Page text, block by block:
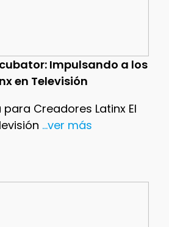
Impulsando a los
en Televisión
Creadores Latinx El
...ver más